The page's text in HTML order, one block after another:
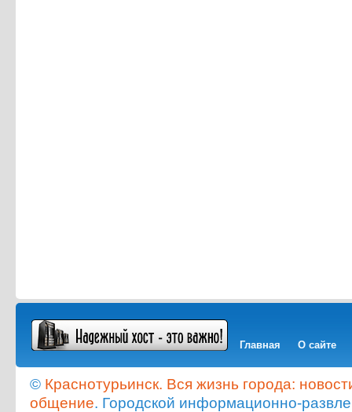
Главная О сайте
© Краснотурьинск. Вся жизнь города:
общение. Городской информационно-